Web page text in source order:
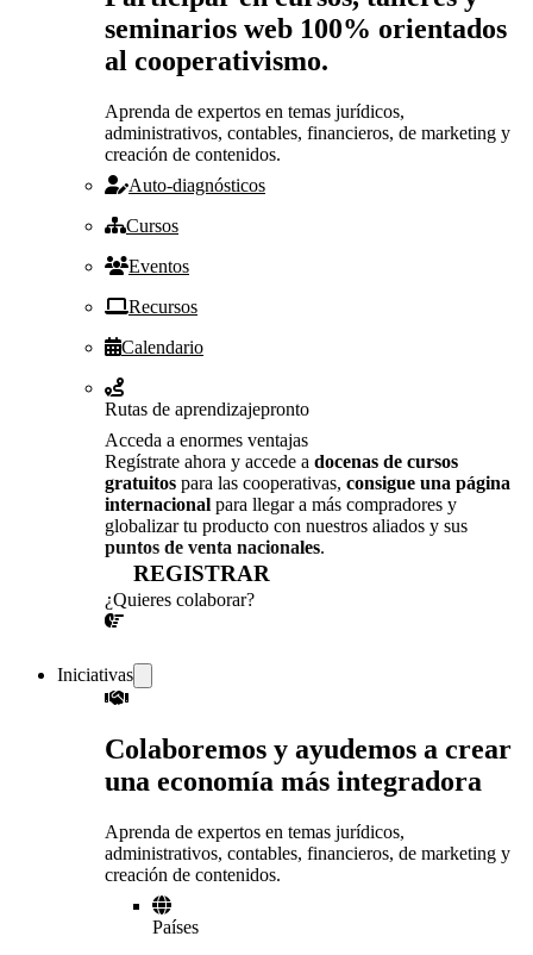
seminarios web 100% orientados
al cooperativismo.
Aprenda de expertos en temas jurídicos,
administrativos, contables, financieros, de marketing y
creación de contenidos.
Auto-diagnósticos
Cursos
Eventos
Recursos
Calendario
Rutas de aprendizajepronto
Acceda a enormes ventajas
Regístrate ahora y accede a docenas de cursos
gratuitos para las cooperativas, consigue una página
internacional para llegar a más compradores y
globalizar tu producto con nuestros aliados y sus
puntos de venta nacionales.
REGISTRAR
¿Quieres colaborar?
Iniciativas
Colaboremos y ayudemos a crear
una economía más integradora
Aprenda de expertos en temas jurídicos,
administrativos, contables, financieros, de marketing y
creación de contenidos.
Países